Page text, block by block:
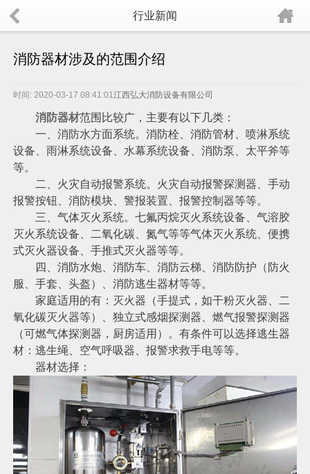
行业新闻
消防器材涉及的范围介绍
时间: 2020-03-17 08:41:01江西弘大消防设备有限公司
消防器材范围比较广，主要有以下几类：
一、消防水方面系统。消防栓、消防管材、喷淋系统
设备、雨淋系统设备、水幕系统设备、消防泵、太平斧等
等。
二、火灾自动报警系统。火灾自动报警探测器、手动
报警按钮、消防模块、警报装置、报警控制器等等。
三、气体灭火系统。七氟丙烷灭火系统设备、气溶胶
灭火系统设备、二氧化碳、氮气等等气体灭火系统、便携
式灭火器设备、手推式灭火器等等。
四、消防水炮、消防车、消防云梯、消防防护（防火
服、手套、头盔）、消防逃生器材等等。
家庭适用的有：灭火器（手提式，如干粉灭火器、二
氧化碳灭火器等）、独立式感烟探测器、燃气报警探测器
（可燃气体探测器，厨房适用）。有条件可以选择逃生器
材：逃生绳、空气呼吸器、报警求救手电等等。
器材选择：